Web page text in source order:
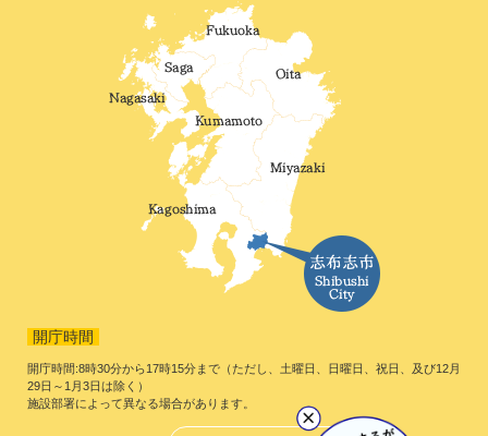
開庁時間
開庁時間:8時30分から17時15分まで（ただし、土曜日、日曜日、祝日、及び12月
29日～1月3日は除く）
施設部署によって異なる場合があります。